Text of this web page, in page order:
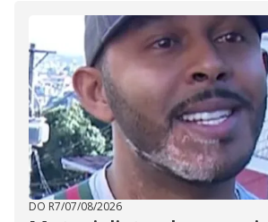
DO R7/07/08/2026